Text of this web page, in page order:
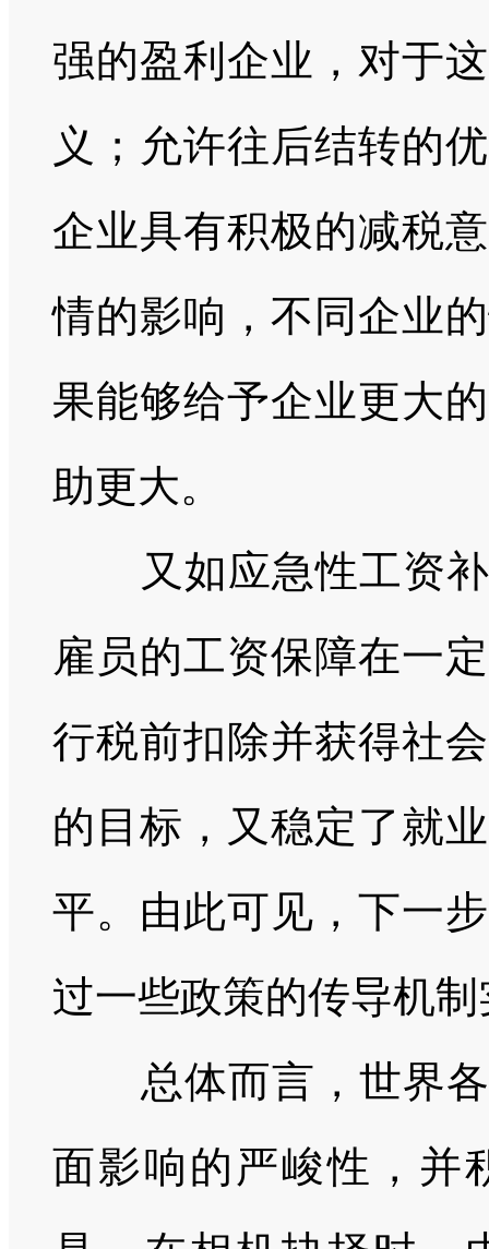
强的盈利企业，对于
义；允许往后结转的
企业具有积极的减税
情的影响，不同企业
果能够给予企业更大
助更大。
又如应急性工资补
雇员的工资保障在一
行税前扣除并获得社
的目标，又稳定了就
平。由此可见，下一
过一些政策的传导机
总体而言，世界各
面影响的严峻性，并